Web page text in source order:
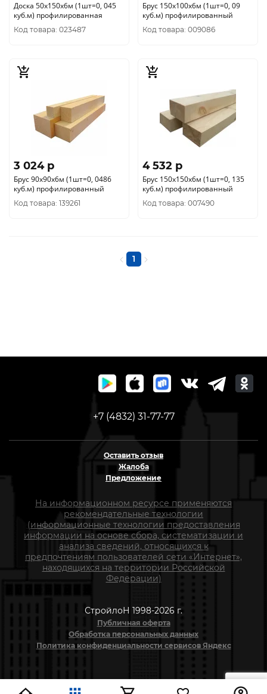
Доска 50х150х6м (1шт=0, 045
куб.м) профилированная
Код товара: 023487
Брус 150х100х6м (1шт=0, 09
куб.м) профилированный
Код товара: 009086
3 024 p
Брус 90х90х6м (1шт=0, 0486
куб.м) профилированный
Код товара: 139261
4 532 p
Брус 150х150х6м (1шт=0, 135
куб.м) профилированный
Код товара: 007490
1
+7 (4832) 31-77-77
Оставить отзыв
Жалоба
Предложение
На информационном ресурсе применяются
рекомендательные технологии
(информационные технологии предоставления
информации на основе сбора, систематизации и
анализа сведений, относящихся к
предпочтениям пользователей сети «Интернет»,
находящихся на территории Российской
Федерации)
СтройлоН 1998-2026 г.
Публичная оферта
Обработка персональных данных
Политика конфиденциальности сервисов Яндекс